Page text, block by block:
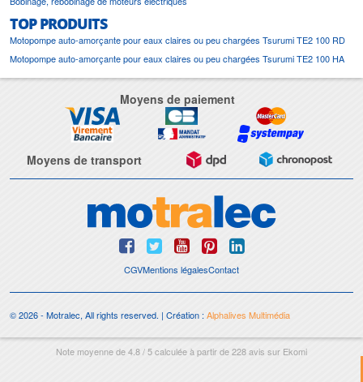
TOP PRODUITS
Motopompe auto-amorçante pour eaux claires ou peu chargées Tsurumi TE2 100 RD
Motopompe auto-amorçante pour eaux claires ou peu chargées Tsurumi TE2 100 HA
Moyens de paiement
Moyens de transport
CGVMentions légalesContact
© 2026 - Motralec, All rights reserved. | Création : Alphalives Multimédia
Note moyenne de4.8/5calculée à partir de228avis sur Ekomi